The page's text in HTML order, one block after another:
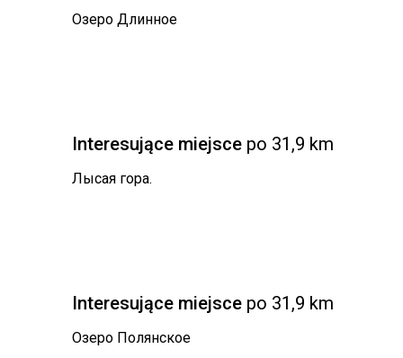
Озеро Длинное
Interesujące miejsce po 31,9 km
Лысая гора.
Interesujące miejsce po 31,9 km
Озеро Полянское